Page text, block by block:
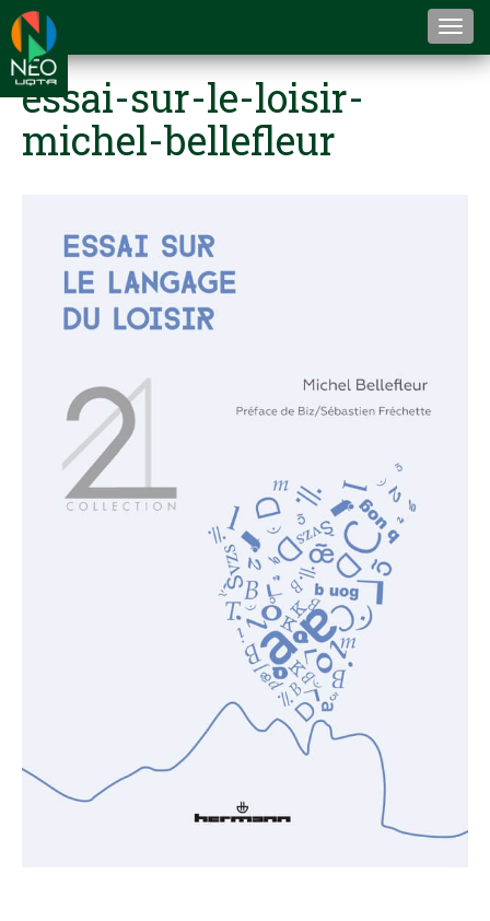
essai-sur-le-loisir-
michel-bellefleur